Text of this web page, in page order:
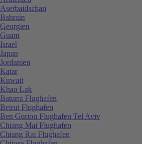
Aserbaidschan
Bahrain
Georgien
Guam
Israel
Japan
Jordanien
Katar
Kuwait
Khao Lak
Batumi Flughafen
Beirut Flughafen
Ben Gurion Flughafen Tel Aviv
Chiang Mai Flughafen
Chiang Rai Flughafen